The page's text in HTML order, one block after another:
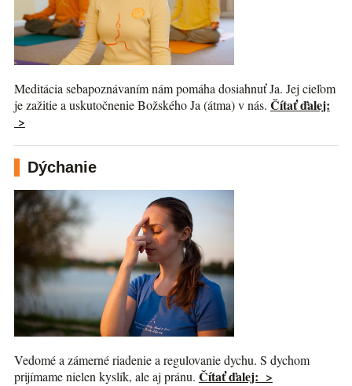
Meditácia sebapoznávaním nám pomáha dosiahnuť Ja. Jej cieľom
je zažitie a uskutočnenie Božského Ja (átma) v nás. Čítať ďalej:
>
Dýchanie
Vedomé a zámerné riadenie a regulovanie dychu. S dychom
prijímame nielen kyslík, ale aj pránu. Čítať ďalej: >